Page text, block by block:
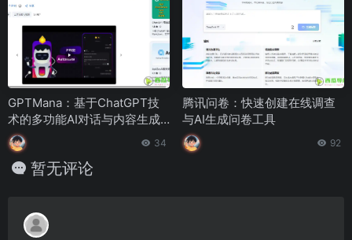
GPTMana：基于ChatGPT技
术的多功能AI对话与内容生成
平台
34
腾讯问卷：快速创建在线调查
与AI生成问卷工具
92
暂无评论